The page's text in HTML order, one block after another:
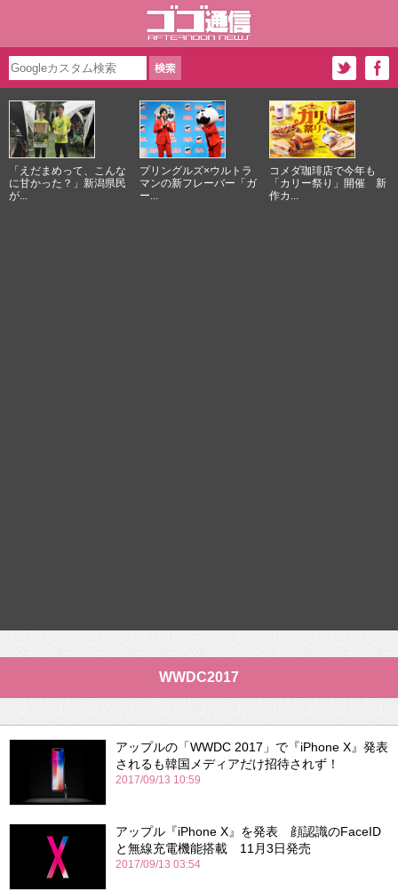
「えだまめって、こんな
に甘かった？」新潟県民
が...
プリングルズ×ウルトラ
マンの新フレーバー「ガ
ー...
コメダ珈琲店で今年も
「カリー祭り」開催 新
作カ...
WWDC2017
アップルの「WWDC 2017」で『iPhone X』発表
されるも韓国メディアだけ招待されず！
2017/09/13 10:59
アップル『iPhone X』を発表 顔認識のFaceID
と無線充電機能搭載 11月3日発売
2017/09/13 03:54